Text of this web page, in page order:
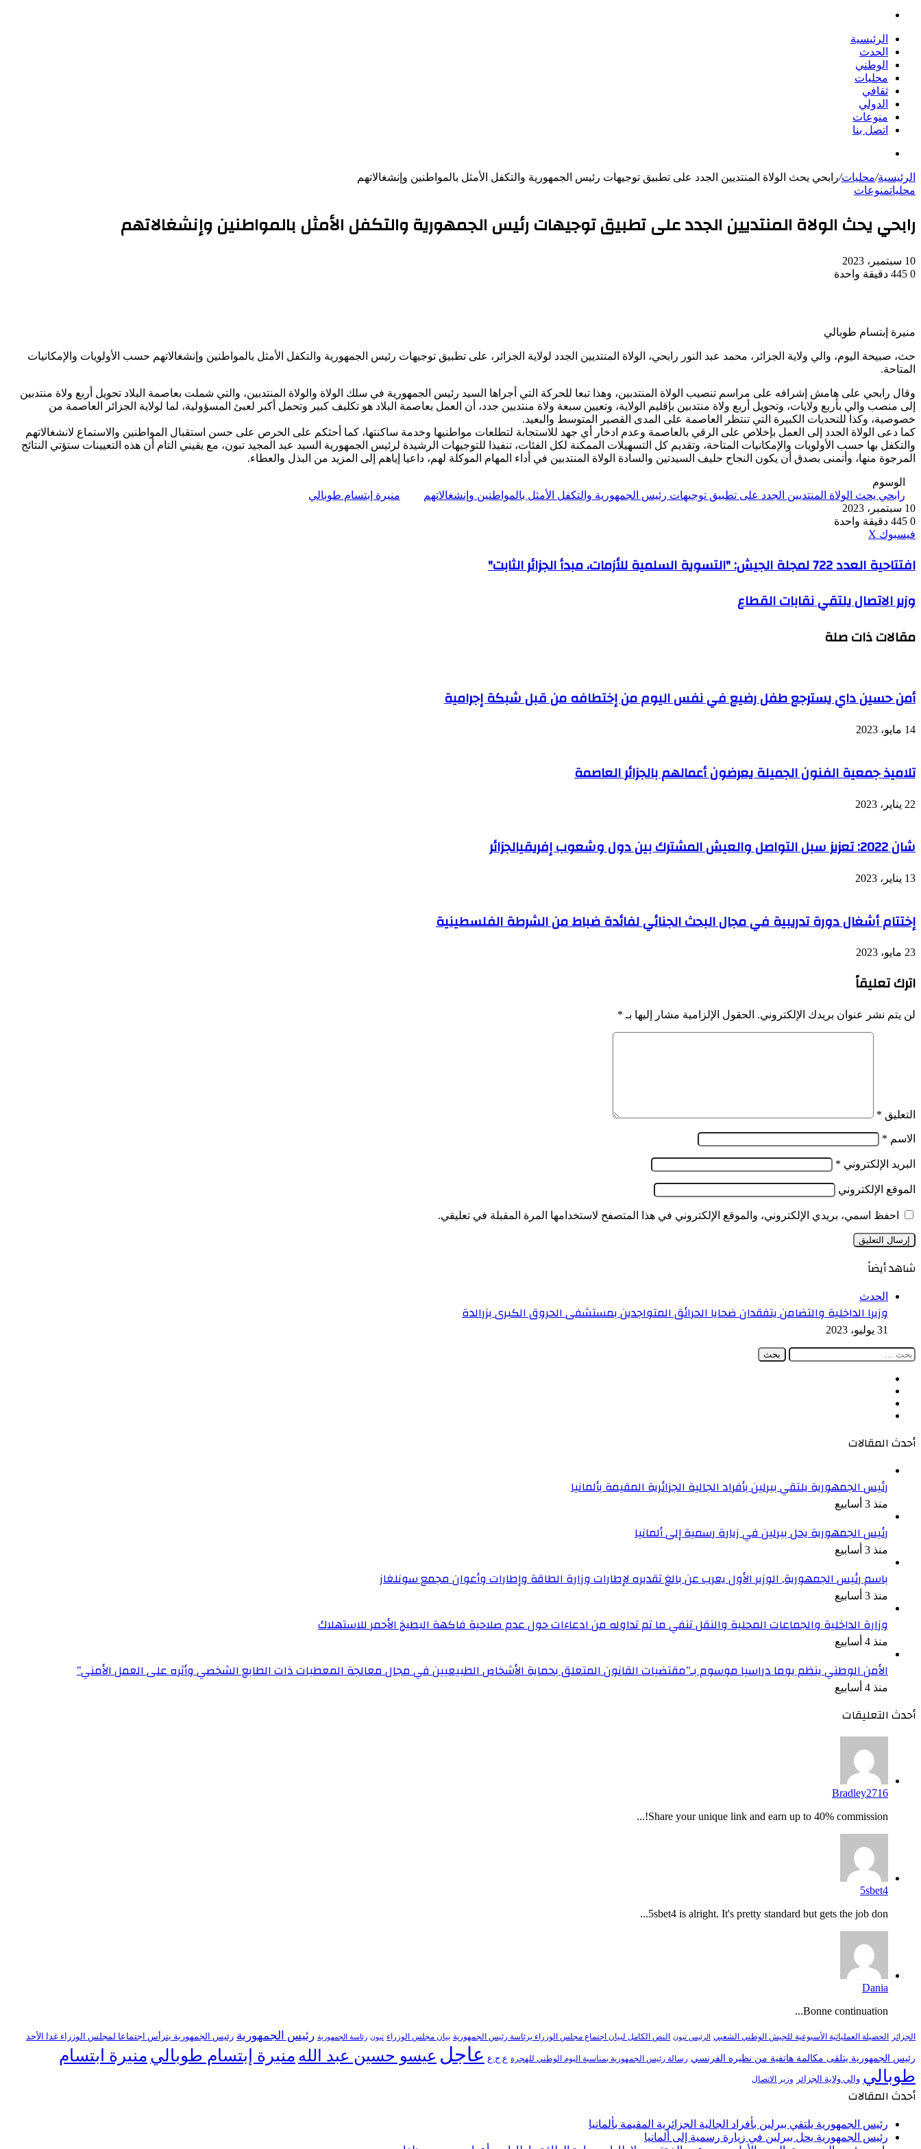
الرئيسية
الحدث
الوطني
محليات
ثقافي
الدولي
منوعات
اتصل بنا
الرئيسية/محليات/رابحي يحث الولاة المنتديين الجدد على تطبيق توجيهات رئيس الجمهورية والتكفل الأمثل بالمواطنين وإنشغالاتهم
محلياتمنوعات
رابحي يحث الولاة المنتديين الجدد على تطبيق توجيهات رئيس الجمهورية والتكفل الأمثل بالمواطنين وإنشغالاتهم
10 سبتمبر، 2023
0
دقيقة واحدة
منيرة إبتسام طوبالي
حث، صبيحة اليوم، والي ولاية الجزائر، محمد عبد النور رابحي، الولاة المنتديين الجدد لولاية الجزائر، على تطبيق توجيهات رئيس الجمهورية والتكفل الأمثل بالمواطنين وإنشغالاتهم حسب الأولويات والإمكانيات
المتاحة.
وقال رابحي على هامش إشرافه على مراسم تنصيب الولاة المنتدبين، وهذا تبعا للحركة التي أجراها السيد رئيس الجمهورية في سلك الولاة والولاة المنتدبين، والتي شملت بعاصمة البلاد تحويل أربع ولاة منتدبين
إلى منصب والي بأربع ولايات، وتحويل أربع ولاة منتدبين بإقليم الولاية، وتعيين سبعة ولاة منتدبين جدد، أن العمل بعاصمة البلاد هو تكليف كبير وتحمل أكبر لعبئ المسؤولية، لما لولاية الجزائر العاصمة من
خصوصية، وكذا للتحديات الكبيرة التي تنتظر العاصمة على المدى القصير المتوسط والبعيد.
كما دعى الولاة الجدد إلى العمل بإخلاص على الرقي بالعاصمة وعدم ادخار أي جهد للاستجابة لتطلعات مواطنيها وخدمة ساكنتها، كما أحثكم على الحرص على حسن استقبال المواطنين والاستماع لانشغالاتهم
والتكفل بها حسب الأولويات والإمكانيات المتاحة، وتقديم كل التسهيلات الممكنة لكل الفئات، تنفيذا للتوجيهات الرشيدة لرئيس الجمهورية السيد عبد المجيد تبون، مع يقيني التام أن هذه التعيينات ستؤتي النتائج
المرجوة منها، وأتمنى بصدق أن يكون النجاح حليف السيدتين والسادة الولاة المنتدبين في أداء المهام الموكلة لهم، داعيا إياهم إلى المزيد من البذل والعطاء.
الوسوم
رابحي يحث الولاة المنتديين الجدد على تطبيق توجيهات رئيس الجمهورية والتكفل الأمثل بالمواطنين وإنشغالاتهم
منيرة إبتسام طوبالي
10 سبتمبر، 2023
0
دقيقة واحدة
فيسبوك ‫X
افتتاحية
العدد
لمجلة
الجيش:
السلمية
الثابت"
افتتاحية العدد 722 لمجلة الجيش: "التسوية السلمية للأزمات، مبدأ الجزائر الثابت"
وزير
الاتصال
نقابات
وزير الاتصال يلتقي نقابات القطاع
مقالات ذات صلة
أمن حسين داي يسترجع طفل رضيع في نفس اليوم من إختطافه من قبل شبكة إجرامية
14 مايو، 2023
تلاميذ جمعية الفنون الجميلة يعرضون أعمالهم بالجزائر العاصمة
22 يناير، 2023
شان 2022: تعزيز سبل التواصل والعيش المشترك بين دول وشعوب إفريقيالجزائر
13 يناير، 2023
إختتام أشغال دورة تدريبية في مجال البحث الجنائي لفائدة ضباط من الشرطة الفلسطينية
23 مايو، 2023
اترك تعليقاً
لن يتم نشر عنوان بريدك الإلكتروني. الحقول الإلزامية مشار إليها بـ *
التعليق *
الاسم *
البريد الإلكتروني *
الموقع الإلكتروني
احفظ اسمي، بريدي الإلكتروني، والموقع الإلكتروني في هذا المتصفح لاستخدامها المرة المقبلة في تعليقي.
شاهد أيضاً
الحدث
وزيرا الداخلية والتضامن يتفقدان ضحايا الحرائق المتواجدين بمستشفى الحروق الكبرى بزرالدة
31 يوليو، 2023
البحث
أحدث المقالات
رئيس الجمهورية يلتقي ببرلين بأفراد الجالية الجزائرية المقيمة بألمانيا
منذ 3 أسابيع
رئيس الجمهورية يحل ببرلين في زيارة رسمية إلى ألمانيا
منذ 3 أسابيع
باسم رئيس الجمهورية, الوزير الأول يعرب عن بالغ تقديره لإطارات وزارة الطاقة وإطارات وأعوان مجمع سونلغاز
منذ 3 أسابيع
وزارة الداخلية والجماعات المحلية والنقل تنفي ما تم تداوله من ادعاءات حول عدم صلاحية فاكهة البطيخ الأحمر للاستهلاك
منذ 4 أسابيع
الأمن الوطني ينظم يوما دراسيا موسوم بـ”مقتضيات القانون المتعلق بحماية الأشخاص الطبيعيين في مجال معالجة المعطيات ذات الطابع الشخصي وأثره على العمل الأمني”
منذ 4 أسابيع
أحدث التعليقات
Bradley2716
Share your unique link and earn up to 40% commission!...
5sbet4
5sbet4 is alright. It's pretty standard but gets the job don...
Dania
Bonne continuation...
الجزائر الحصيلة العملياتية الأسبوعية للجيش الوطني الشعبي الرئيس تبون النص الكامل لبيان اجتماع مجلس الوزراء برئاسة رئيس الجمهورية بيان مجلس الوزراء تبون رئاسة الجمهورية رئيس الجمهورية رئيس الجمهورية يترأس اجتماعا لمجلس الوزراء غدا الأحد
رئيس الجمهورية يتلقى مكالمة هاتفية من نظيره الفرنسي رسالة رئيس الجمهورية بمناسبة اليوم الوطني للهجرة ع.ح.ع عاجل عيسو حسين عبد الله منيرة إبتسام طوبالي منيرة ابتسام
طوبالي والي ولاية الجزائر وزير الاتصال
أحدث المقالات
رئيس الجمهورية يلتقي ببرلين بأفراد الجالية الجزائرية المقيمة بألمانيا
رئيس الجمهورية يحل ببرلين في زيارة رسمية إلى ألمانيا